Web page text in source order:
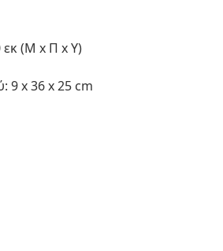
εκ (Μ x Π x Υ)
9 x 36 x 25 cm